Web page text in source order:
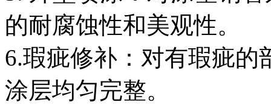
的耐腐蚀性和美观性。
6.瑕疵修补：对有瑕疵
涂层均匀完整。